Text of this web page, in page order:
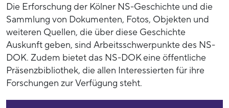
Die Erforschung der Kölner NS-Geschichte und die
Sammlung von Dokumenten, Fotos, Objekten und
weiteren Quellen, die über diese Geschichte
Auskunft geben, sind Arbeitsschwerpunkte des NS-
DOK. Zudem bietet das NS-DOK eine öffentliche
Präsenzbibliothek, die allen Interessierten für ihre
Forschungen zur Verfügung steht.